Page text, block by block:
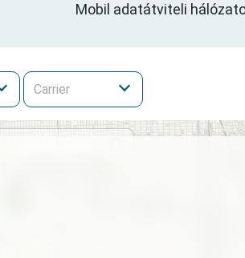
Mobil adatátviteli